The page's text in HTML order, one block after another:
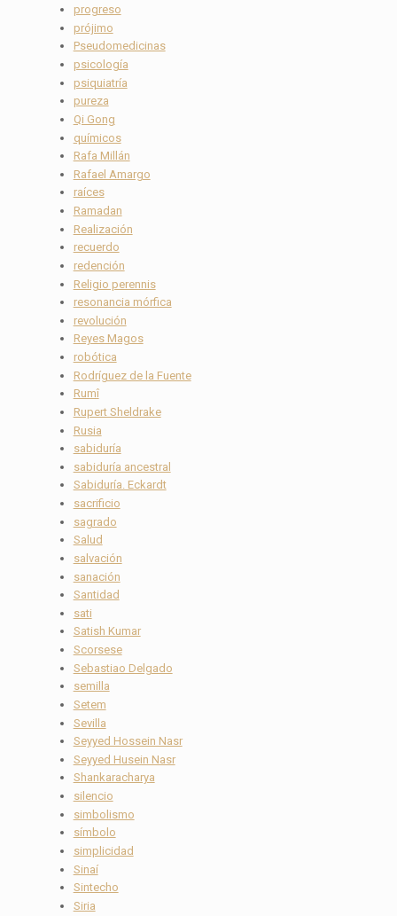
progreso
prójimo
Pseudomedicinas
psicología
psiquiatría
pureza
Qi Gong
químicos
Rafa Millán
Rafael Amargo
raíces
Ramadan
Realización
recuerdo
redención
Religio perennis
resonancia mórfica
revolución
Reyes Magos
robótica
Rodríguez de la Fuente
Rumî
Rupert Sheldrake
Rusia
sabiduría
sabiduría ancestral
Sabiduría. Eckardt
sacrificio
sagrado
Salud
salvación
sanación
Santidad
sati
Satish Kumar
Scorsese
Sebastiao Delgado
semilla
Setem
Sevilla
Seyyed Hossein Nasr
Seyyed Husein Nasr
Shankaracharya
silencio
simbolismo
símbolo
simplicidad
Sinaí
Sintecho
Siria